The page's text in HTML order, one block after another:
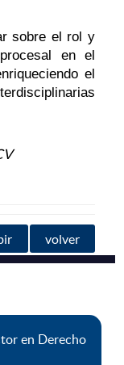
sobre el rol y
en el
el
volver
en Derecho